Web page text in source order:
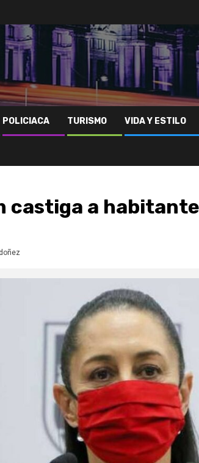
POLICIACA TURISMO VIDA Y ESTILO
castiga a